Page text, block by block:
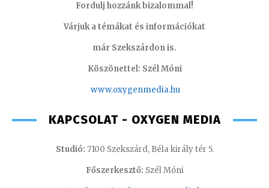
Fordulj hozzánk bizalommal!
Várjuk a témákat és információkat
már Szekszárdon is.
Köszönettel: Szél Móni
www.oxygenmedia.hu
KAPCSOLAT - OXYGEN MEDIA
Studió: 7100 Szekszárd, Béla király tér 5.
Főszerkesztő: Szél Móni